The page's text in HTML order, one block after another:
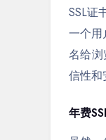
SSL证
一个
名给
信性和
年费